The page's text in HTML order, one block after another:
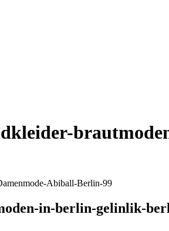
Abiball-Berlin-99
in-berlin-gelinlik-